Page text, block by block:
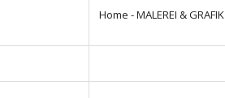
Home - MALEREI & GRAFIK